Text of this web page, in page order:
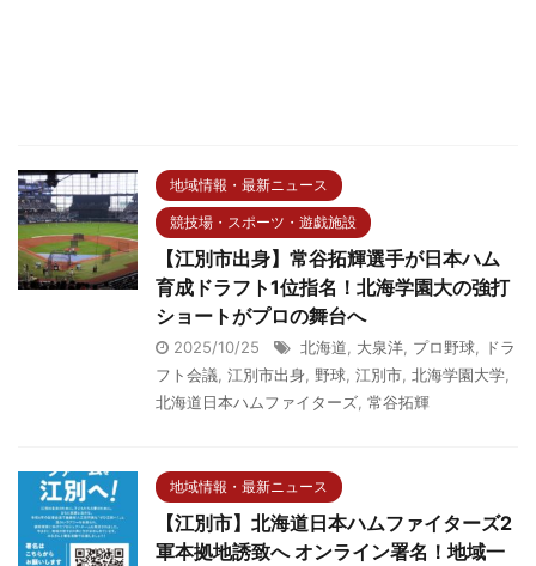
地域情報・最新ニュース
競技場・スポーツ・遊戯施設
【江別市出身】常谷拓輝選手が日本ハム
育成ドラフト1位指名！北海学園大の強打
ショートがプロの舞台へ
2025/10/25 北海道, 大泉洋, プロ野球, ドラ
フト会議, 江別市出身, 野球, 江別市, 北海学園大学,
北海道日本ハムファイターズ, 常谷拓輝
地域情報・最新ニュース
【江別市】北海道日本ハムファイターズ2
軍本拠地誘致へ オンライン署名！地域一